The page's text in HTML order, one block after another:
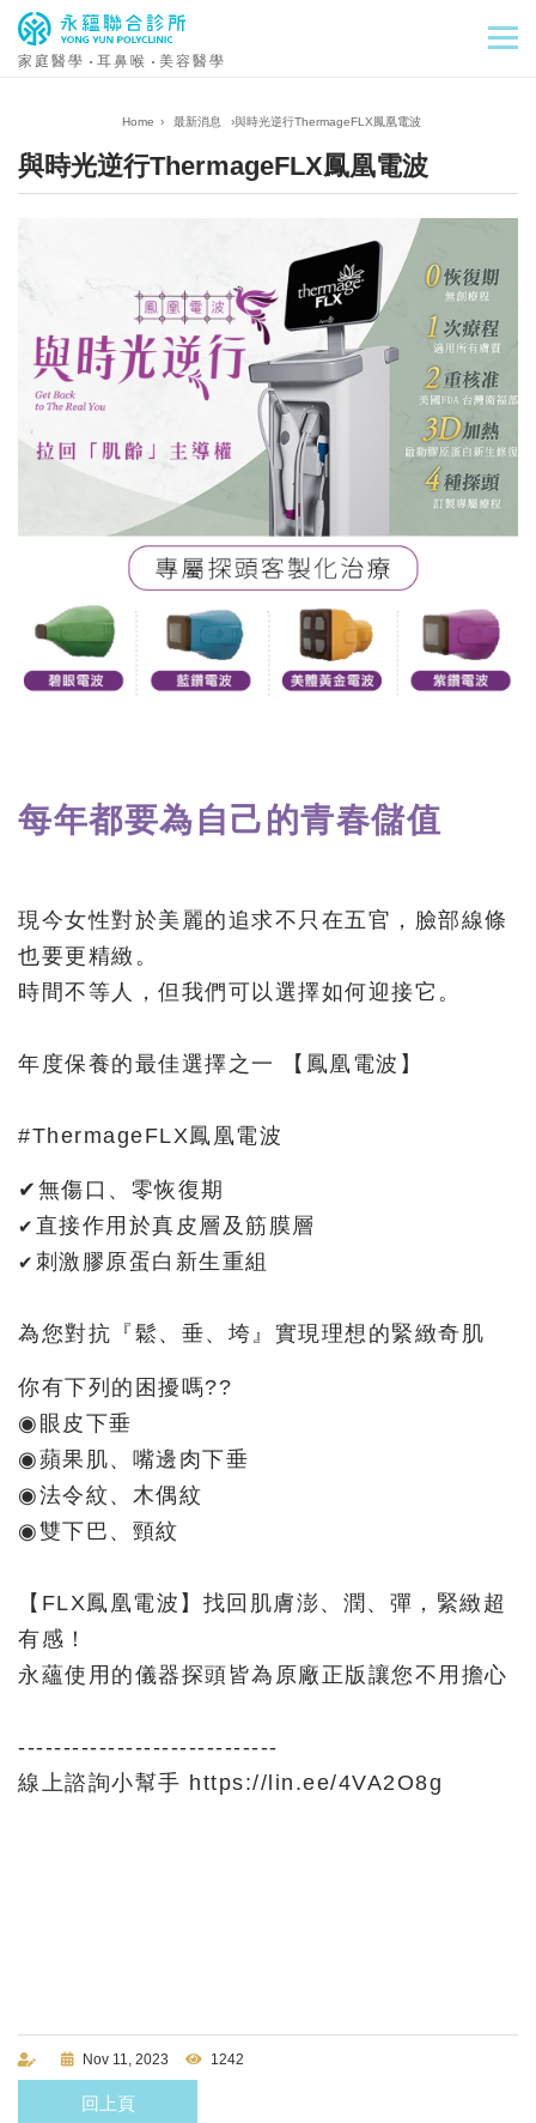
家庭醫學 耳鼻喉 美容醫學
› 最新消息 ›與時光逆行ThermageFLX鳳凰電波
與時光逆行ThermageFLX鳳凰電波
每年都要為自己的青春儲值
現今女性對於美麗的追求不只在五官，臉部線條
也要更精緻。
時間不等人，但我們可以選擇如何迎接它。
年度保養的最佳選擇之一 【鳳凰電波】
#ThermageFLX鳳凰電波
✔︎無傷口、零恢復期
✔︎ 直接作用於真皮層及筋膜層
✔︎ 刺激膠原蛋白新生重組
為您對抗『鬆、垂、垮』實現理想的緊緻奇肌
你有下列的困擾嗎??
◉眼皮下垂
◉蘋果肌、嘴邊肉下垂
◉法令紋、木偶紋
◉雙下巴、頸紋
【FLX鳳凰電波】找回肌膚澎、潤、彈，緊緻超
有感！
永蘊使用的儀器探頭皆為原廠正版讓您不用擔心
-----------------------------
線上諮詢小幫手 https://lin.ee/4VA2O8g
Nov 11, 2023 1242
回上頁